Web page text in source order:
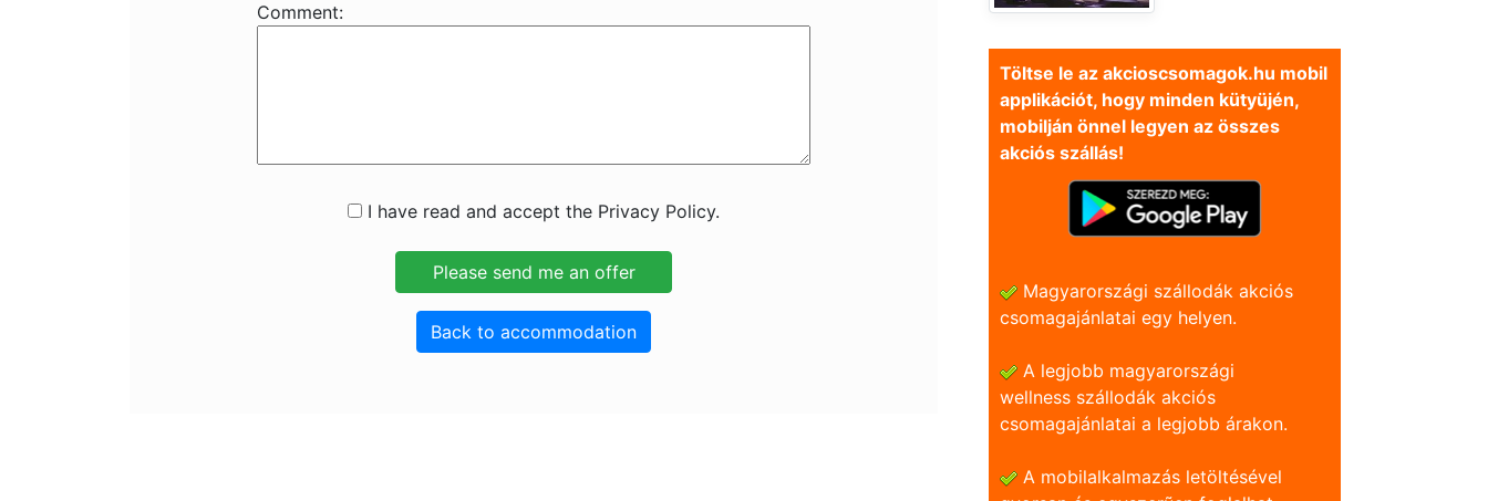
Comment:
I have read and accept the Privacy Policy.
Back to accommodation
Töltse le az akcioscsomagok.hu mobil
applikációt, hogy minden kütyüjén,
mobilján önnel legyen az összes
akciós szállás!
Magyarországi szállodák akciós
csomagajánlatai egy helyen.
A legjobb magyarországi
wellness szállodák akciós
csomagajánlatai a legjobb árakon.
A mobilalkalmazás letöltésével